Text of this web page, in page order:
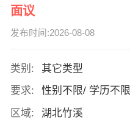
面议
发布时间:2026-08-08
类别:
其它类型
要求:
性别不限/ 学历不
区域:
湖北竹溪